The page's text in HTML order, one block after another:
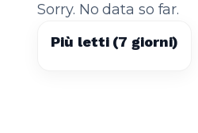
Sorry. No data so far.
Più letti (7 giorni)